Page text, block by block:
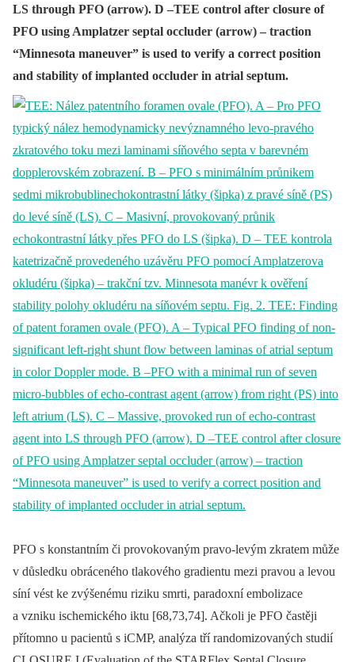
LS through PFO (arrow). D –TEE control after closure of
PFO using Amplatzer septal occluder (arrow) – traction
“Minnesota maneuver” is used to verify a correct position
and stability of implanted occluder in atrial septum.
PFO s konstantním či provokovaným pravo-levým zkratem může
v důsledku obráceného tlakového gradientu mezi pravou a levou
síní vést ke zvýšenému riziku smrti, paradoxní embolizace
a vzniku ischemického iktu [68,73,74]. Ačkoli je PFO častěji
přítomno u pacientů s iCMP, analýza tří randomizovaných studií